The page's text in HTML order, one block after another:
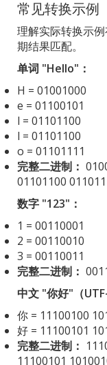
常见转换示例
理解实际转换示
期结果匹配。
单词 "Hello"：
H = 01001000
e = 01100101
l = 01101100
l = 01101100
o = 01101111
完整二进制：
01101100
数字 "123"：
1 = 00110001
2 = 00110010
3 = 00110011
完整二进制：
中文 "你好"（
你 = 11100100
好 = 11100101
完整二进制：
11100101